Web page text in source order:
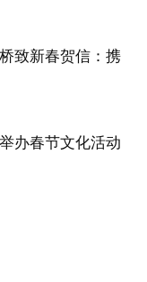
致新春贺信：携
办春节文化活动